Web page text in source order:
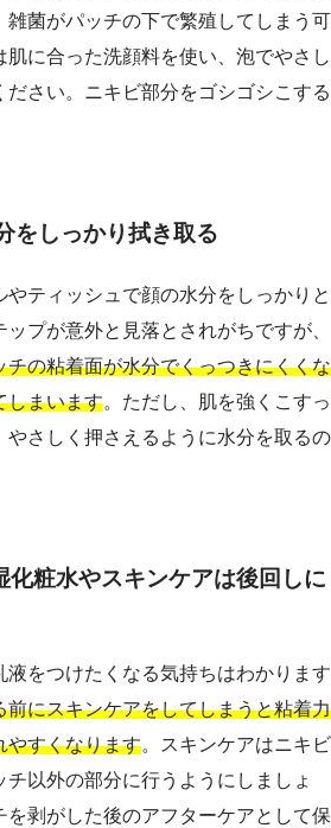
雑菌がパッチの下で繁殖してしまう可
に合った洗顔料を使い、泡でやさし
ださい。ニキビ部分をゴシゴシこする
をしっかり拭き取る
ティッシュで顔の水分をしっかりと
プが意外と見落とされがちですが、
チの粘着面が水分でくっつきにくくな
しまいます。ただし、肌を強くこすっ
やさしく押さえるように水分を取るの
化粧水やスキンケアは後回しに
をつけたくなる気持ちはわかります
前にスキンケアをしてしまうと粘着力
やすくなります。スキンケアはニキビ
以外の部分に行うようにしましょ
を剥がした後のアフターケアとして保